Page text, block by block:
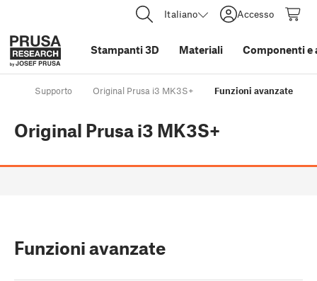
Italiano Accesso
Stampanti 3D Materiali Componenti e
Supporto Original Prusa i3 MK3S+ Funzioni avanzate
Original Prusa i3 MK3S+
Funzioni avanzate